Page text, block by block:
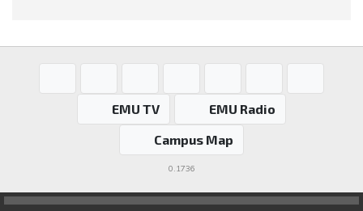
EMU TV
EMU Radio
Campus Map
0.1736